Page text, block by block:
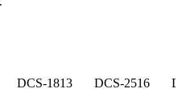
DCS-1813 DCS-2516